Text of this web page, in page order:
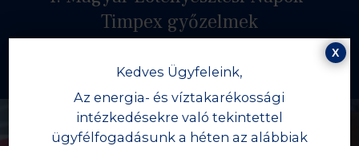
Timpex győzelmek
Kedves Ügyfeleink,
Az energia- és víztakarékossági
intézkedésekre való tekintettel
ügyfélfogadásunk a héten az alábbiak
X